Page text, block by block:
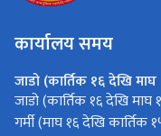
कार्यालय समय
जाडो (कार्तिक १६ देखि
जाडो (कार्तिक १६ देखि माघ
गर्मी (माघ १६ देखि कार्तिक